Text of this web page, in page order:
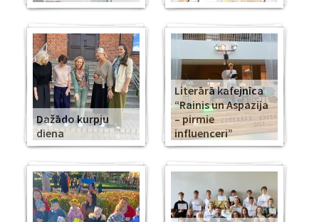
Dažādo kurpju
diena
Literārā kafejnīca
“Rainis un Aspazija
– pirmie
influenceri”